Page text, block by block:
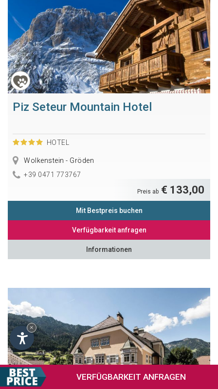
VERFÜGBARKEIT ANFRAGEN
Piz Seteur Mountain Hotel
HOTEL
Wolkenstein - Gröden
+39 0471 773767
Preis ab € 133,00
Mit Bestpreis buchen
Verfügbarkeit anfragen
Informationen
×